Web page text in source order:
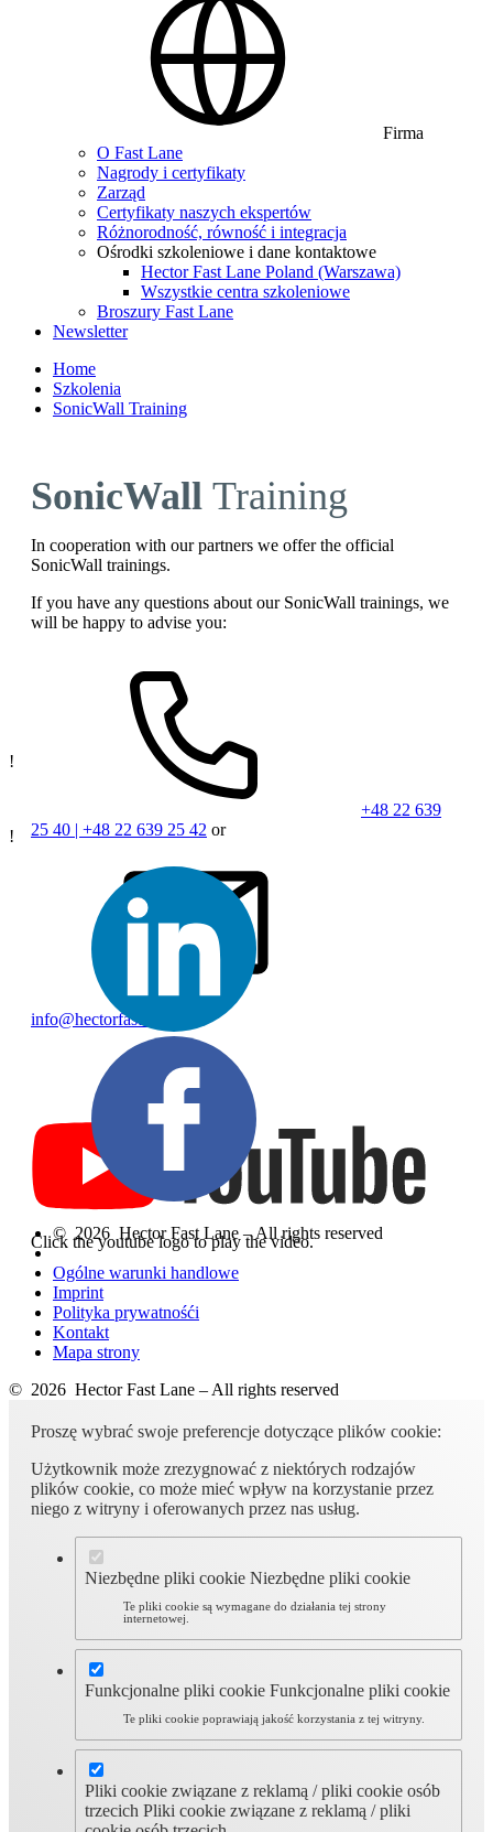
Firma
O Fast Lane
Nagrody i certyfikaty
Zarząd
Certyfikaty naszych ekspertów
Różnorodność, równość i integracja
Ośrodki szkoleniowe i dane kontaktowe
Hector Fast Lane Poland (Warszawa)
Wszystkie centra szkoleniowe
Broszury Fast Lane
Newsletter
Home
Szkolenia
SonicWall Training
SonicWall Training
In cooperation with our partners we offer the official
SonicWall trainings.
If you have any questions about our SonicWall trainings, we
will be happy to advise you:
+48 22 639
25 40 | +48 22 639 25 42 or
info@hectorfastlane.pl
Click the youtube logo to play the video.
!
!
© 2026 Hector Fast Lane – All rights reserved
Ogólne warunki handlowe
Imprint
Polityka prywatnośći
Kontakt
Mapa strony
© 2026 Hector Fast Lane – All rights reserved
Proszę wybrać swoje preferencje dotyczące plików cookie:
Użytkownik może zrezygnować z niektórych rodzajów
plików cookie, co może mieć wpływ na korzystanie przez
niego z witryny i oferowanych przez nas usług.
Niezbędne pliki cookie Niezbędne pliki cookie
Te pliki cookie są wymagane do działania tej strony
internetowej.
Funkcjonalne pliki cookie Funkcjonalne pliki cookie
Te pliki cookie poprawiają jakość korzystania z tej witryny.
Pliki cookie związane z reklamą / pliki cookie osób
trzecich Pliki cookie związane z reklamą / pliki